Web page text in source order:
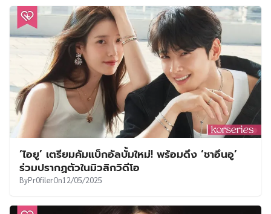
‘ไอยู’ เตรียมคัมแบ็กอัลบั้มใหม่! พร้อมดึง ‘ชาอึนอู’
ร่วมปรากฏตัวในมิวสิกวิดีโอ
ByPr0filerOn12/05/2025